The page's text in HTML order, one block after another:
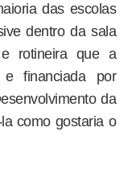
das escolas
dentro da sala
rotineira que a
e financiada por
da
como gostaria o